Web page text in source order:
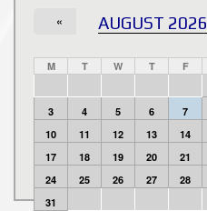
AUGUST 2026
«
M T W T F
3
4 5 6 7
10
11 12 13 14
17
18 19 20 21
24
25 26 27 28
31